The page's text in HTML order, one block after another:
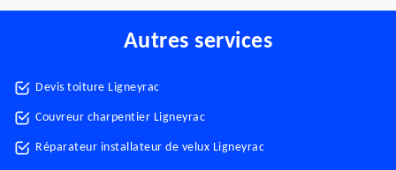
Autres services
Devis toiture Ligneyrac
Couvreur charpentier Ligneyrac
Réparateur installateur de velux Ligneyrac